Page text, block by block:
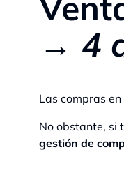
→ 4
Las compras
No obstante, si
gestión de